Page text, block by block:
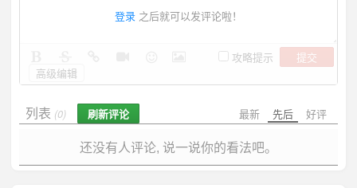
登录 之后就可以发评论啦！
攻略提示
提交
高级编辑
最新 先后 好评
列表 (0) 刷新评论
还没有人评论, 说一说你的看法吧。